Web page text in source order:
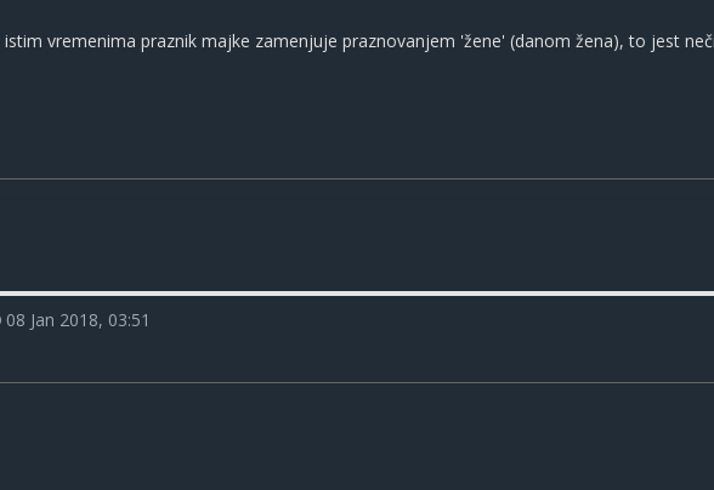
vremenima praznik majke zamenjuje praznovanjem 'žene' (danom žena), to jest
08 Jan 2018, 03:51